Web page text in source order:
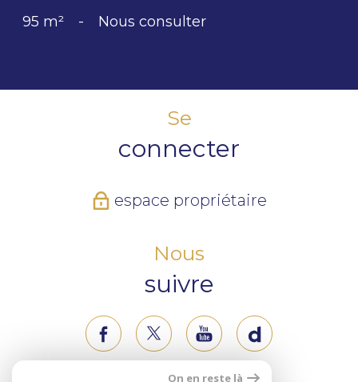
95 m² - Nous consulter
Se
connecter
espace propriétaire
Nous
suivre
On en reste là